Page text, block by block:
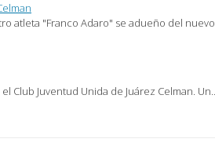
atleta "Franco Adaro" se adueño del nuevo
Club Juventud Unida de Juárez Celman. Un…